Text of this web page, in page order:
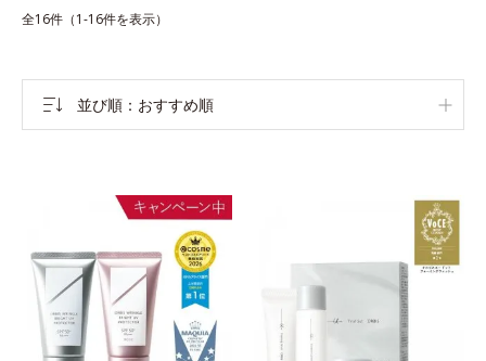
全16件（1-16件を表示）
並び順 おすすめ順